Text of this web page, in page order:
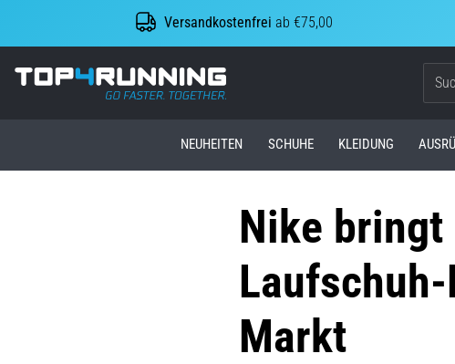
Versandkostenfrei ab €75,00
Top4Running.at
NEUHEITEN SCHUHE KLEIDUNG
Nike bringt
Markt